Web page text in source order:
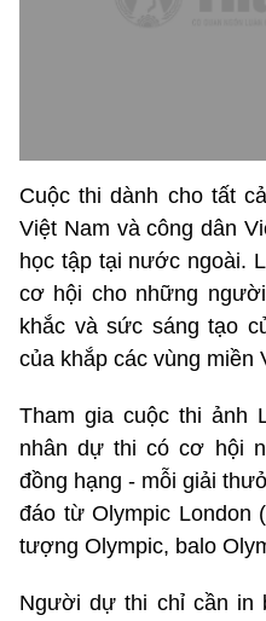
Cuộc thi dành cho tất
Việt Nam và công dân
học tập tại nước ngoài.
cơ hội cho những
khắc và sức sáng tạo
của khắp các vùng miền
Tham gia cuộc thi ảnh
nhân dự thi có cơ hội
đồng hạng - mỗi giải
đáo từ Olympic London
tượng Olympic, balo
Người dự thi chỉ cần in